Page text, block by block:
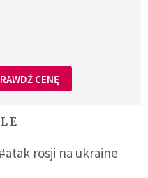
CENĘ
#atak rosji na ukraine